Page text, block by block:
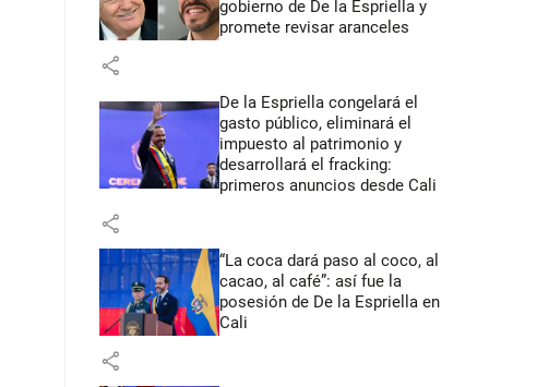
gobierno de De la Espriella y
promete revisar aranceles
share
De la Espriella congelará el
gasto público, eliminará el
impuesto al patrimonio y
desarrollará el fracking:
primeros anuncios desde Cali
share
“La coca dará paso al coco, al
cacao, al café”: así fue la
posesión de De la Espriella en
Cali
share